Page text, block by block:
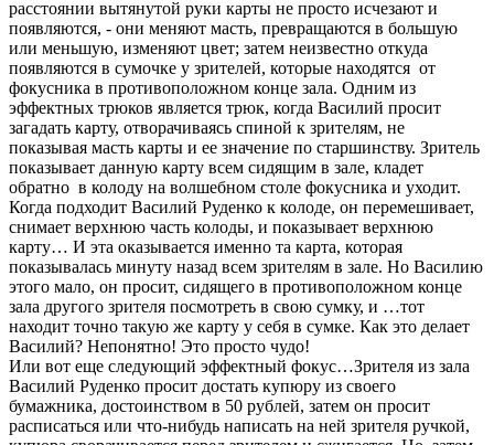
расстоянии вытянутой руки карты не просто исчезают и
появляются, - они меняют масть, превращаются в большую
или меньшую, изменяют цвет; затем неизвестно откуда
появляются в сумочке у зрителей, которые находятся от
фокусника в противоположном конце зала. Одним из
эффектных трюков является трюк, когда Василий просит
загадать карту, отворачиваясь спиной к зрителям, не
показывая масть карты и ее значение по старшинству. Зритель
показывает данную карту всем сидящим в зале, кладет
обратно в колоду на волшебном столе фокусника и уходит.
Когда подходит Василий Руденко к колоде, он перемешивает,
снимает верхнюю часть колоды, и показывает верхнюю
карту… И эта оказывается именно та карта, которая
показывалась минуту назад всем зрителям в зале. Но Василию
этого мало, он просит, сидящего в противоположном конце
зала другого зрителя посмотреть в свою сумку, и …тот
находит точно такую же карту у себя в сумке. Как это делает
Василий? Непонятно! Это просто чудо!
Или вот еще следующий эффектный фокус…Зрителя из зала
Василий Руденко просит достать купюру из своего
бумажника, достоинством в 50 рублей, затем он просит
расписаться или что-нибудь написать на ней зрителя ручкой,